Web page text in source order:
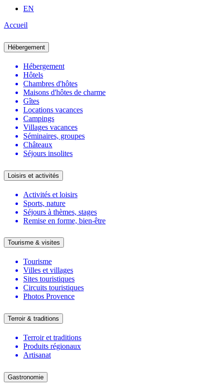
EN
Accueil
Hébergement
Hébergement
Hôtels
Chambres d'hôtes
Maisons d'hôtes de charme
Gîtes
Locations vacances
Campings
Villages vacances
Séminaires, groupes
Châteaux
Séjours insolites
Loisirs et activités
Activités et loisirs
Sports, nature
Séjours à thèmes, stages
Remise en forme, bien-être
Tourisme & visites
Tourisme
Villes et villages
Sites touristiques
Circuits touristiques
Photos Provence
Terroir & traditions
Terroir et traditions
Produits régionaux
Artisanat
Gastronomie